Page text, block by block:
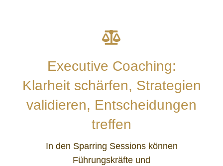
Executive Coaching:
Klarheit schärfen, Strategien
validieren, Entscheidungen
treffen
In den Sparring Sessions können
Führungskräfte und